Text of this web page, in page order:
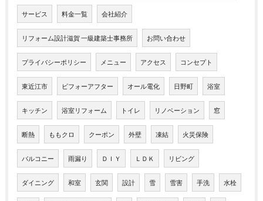
サービス 料金一覧 会社紹介
リフォーム設計滋賀 一級建築士事務所 お問い合わせ
プライバシーポリシー メニュー アクセス コンセプト
東近江市 ビフォーアフター オール電化 日野町 浴室
キッチン 浴室リフォーム トイレ リノベーション 窓
断熱 ももクロ クーポン 外壁 凍結 火災保険
バルコニー 雨漏り ＤＩＹ ＬＤＫ リビング
ダイニング 和室 玄関 設計 雪 雪害 手洗 水栓